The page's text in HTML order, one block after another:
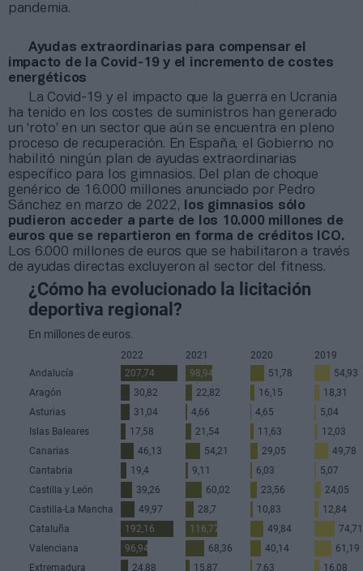
pandemia.
Ayudas extraordinarias para compensar el
impacto de la Covid-19 y el incremento de costes
energéticos
La Covid-19 y el impacto que la guerra en Ucrania
ha tenido en los costes de suministros han generado
un ‘roto’ en un sector que aún se encuentra en pleno
proceso de recuperación. En España, el Gobierno no
habilitó ningún plan de ayudas extraordinarias
específico para los gimnasios. Del plan de choque
genérico de 16.000 millones anunciado por Pedro
Sánchez en marzo de 2022,
los gimnasios sólo
pudieron acceder a parte de los 10.000 millones de
euros que se repartieron en forma de créditos ICO.
Los 6.000 millones de euros que se habilitaron a través
de ayudas directas excluyeron al sector del fitness.